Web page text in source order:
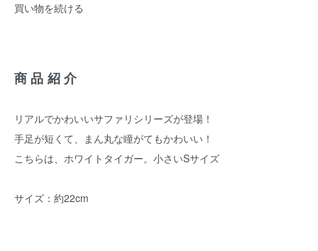
買い物を続ける
商品紹介
リアルでかわいいサファリシリーズが登場！
手足が短くて、まん丸な瞳がてもかわいい！
こちらは、ホワイトタイガー。小さいSサイズ
サイズ：約22cm